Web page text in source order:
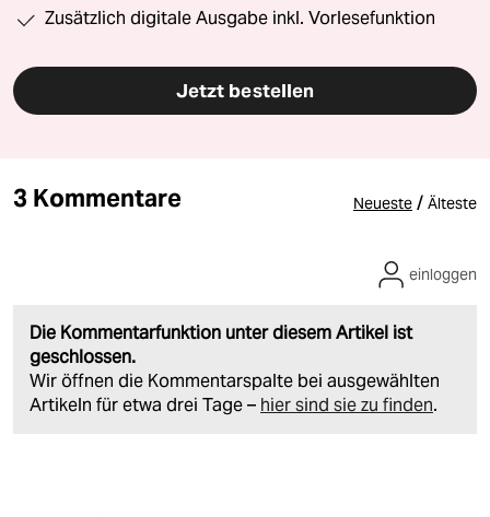
Zusätzlich digitale Ausgabe inkl. Vorlesefunktion
Jetzt bestellen
3 Kommentare Neueste / Älteste
Die Kommentarfunktion unter diesem Artikel ist
geschlossen.
Wir öffnen die Kommentarspalte bei ausgewählten
Artikeln für etwa drei Tage – hier sind sie zu finden.
einloggen